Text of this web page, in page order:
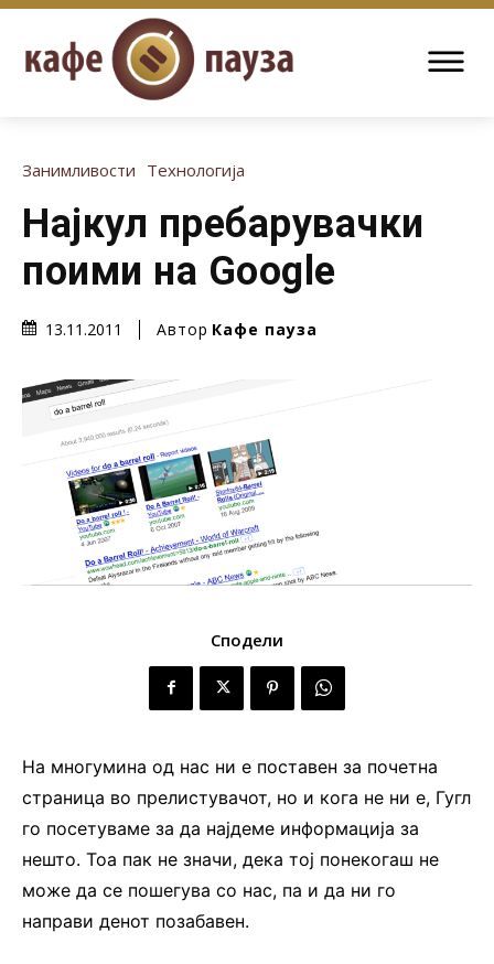
Занимливости Технологија
Најкул пребарувачки
поими на Google
13.11.2011 Автор Кафе пауза
Сподели
На многумина од нас ни е поставен за почетна
страница во прелистувачот, но и кога не ни е, Гугл
го посетуваме за да најдеме информација за
нешто. Тоа пак не значи, дека тој понекогаш не
може да се пошегува со нас, па и да ни го
направи денот позабавен.